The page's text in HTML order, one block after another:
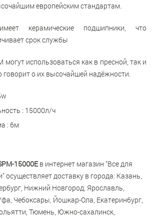
европейским стандартам.
керамические подшипники, что
срок службы
могут использоваться как в пресной, так и
говорит о их высочайшей надёжности.
: 15000л/ч
: 6м
15000Eв интернет магазин "Все для
осуществляет доставку в города: Казань,
Нижний Новгород, Ярославль,
Чебоксары, Йошкар-Ола, Екатеринбург,
Тюмень, Южно-сахалинск,